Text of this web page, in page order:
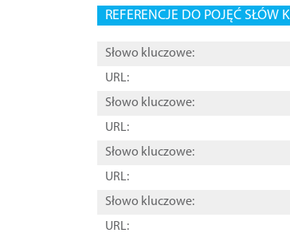
REFERENCJE DO POJĘĆ SŁÓW
Słowo kluczowe:
URL:
Słowo kluczowe:
URL:
Słowo kluczowe:
URL:
Słowo kluczowe:
URL: